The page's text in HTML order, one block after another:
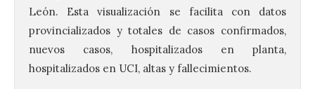
León. Esta visualización se facilita con datos
provincializados y totales de casos confirmados,
nuevos casos, hospitalizados en planta,
hospitalizados en UCI, altas y fallecimientos.